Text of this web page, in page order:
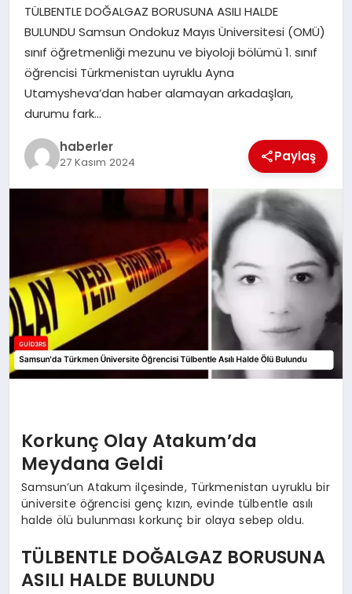
EĞITIM
TÜLBENTLE DOĞALGAZ BORUSUNA ASILI HALDE
BULUNDU Samsun Ondokuz Mayıs Üniversitesi (OMÜ)
sınıf öğretmenliği mezunu ve biyoloji bölümü 1. sınıf
öğrencisi Türkmenistan uyruklu Ayna
Utamysheva’dan haber alamayan arkadaşları,
durumu fark…
haberler
27 Kasım 2024 Paylaş
Korkunç Olay Atakum’da
Meydana Geldi
Samsun’un Atakum ilçesinde, Türkmenistan uyruklu bir
üniversite öğrencisi genç kızın, evinde tülbentle asılı
halde ölü bulunması korkunç bir olaya sebep oldu.
TÜLBENTLE DOĞALGAZ BORUSUNA
ASILI HALDE BULUNDU